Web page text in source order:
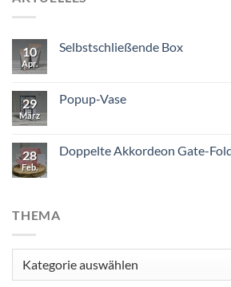
10
Apr.
Selbstschließende Box
29
März
Popup-Vase
28
Feb.
Doppelte Akkordeon Gate-
THEMA